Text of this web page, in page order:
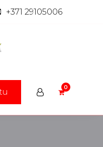
+371 29105006